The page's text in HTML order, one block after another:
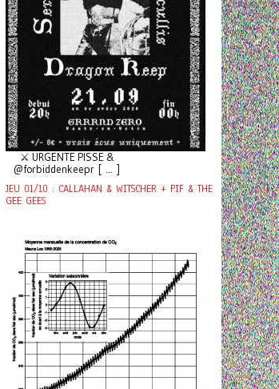
⚔️ URGENTE PISSE &
@forbiddenkeepr [ ... ]
JEU 01/10 : CALLAHAN & WITSCHER + PIF & THE
GEE GEES